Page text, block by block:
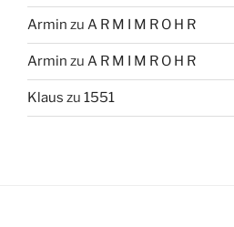
Armin zu A R M I M R O H R
Armin zu A R M I M R O H R
Klaus zu 1551